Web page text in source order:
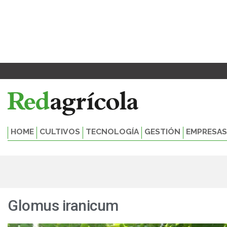
HOME CULTIVOS TECNOLOGÍA GESTIÓN EMPRESAS
Glomus iranicum